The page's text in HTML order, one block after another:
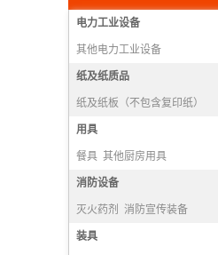
电力工业设备
其他电力工业设备
纸及纸质品
纸及纸板（不包含复印纸）
用具
餐具 其他厨房用具
厨房操作台
消防设备
灭火药剂 消防宣传装备
消防报警机
装具